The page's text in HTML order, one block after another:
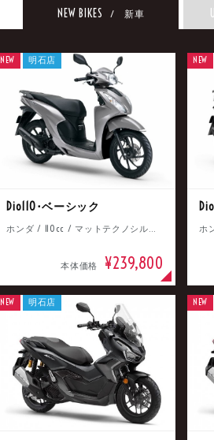
NEW BIKES / 新車
Dio110･ベーシック
ホンダ / 110cc / マットテクノシルバーメタリック
本体価格 ¥239,800
NEW 明石店 NEW
NEW 明石店 NEW